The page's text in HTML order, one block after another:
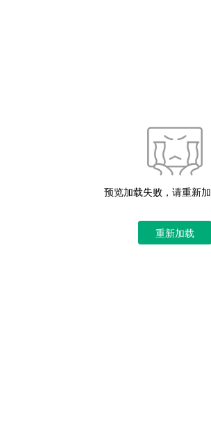
预览加载失败，请重新
重新加载